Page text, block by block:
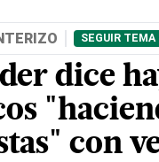
SEGUIR TEMA
dice
con